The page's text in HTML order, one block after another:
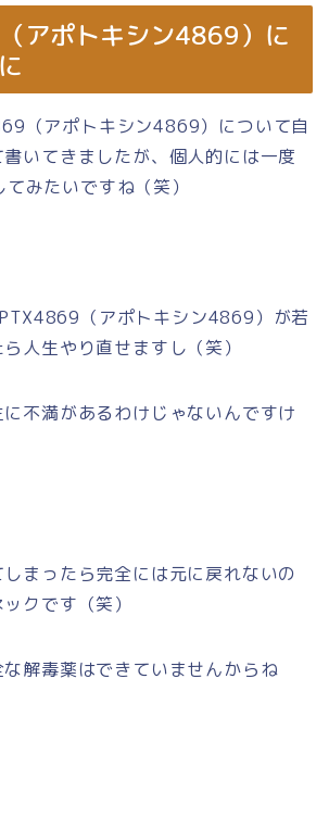
アポトキシン4869）に
（アポトキシン4869）について自
いてきましたが、個人的には一度
みたいですね（笑）
（アポトキシン4869）が若
人生やり直せますし（笑）
不満があるわけじゃないんですけ
まったら完全には元に戻れないの
クです（笑）
解毒薬はできていませんからね